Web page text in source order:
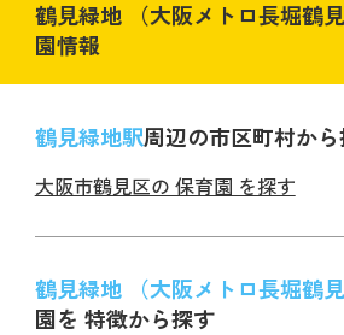
鶴見緑地 （大阪メトロ長堀鶴
園情報
鶴見緑地駅周辺の市区町村か
大阪市鶴見区の 保育園 を探す
鶴見緑地 （大阪メトロ長堀鶴
園を 特徴から探す